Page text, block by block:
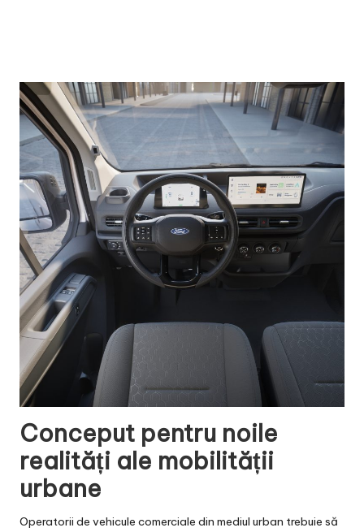
Conceput pentru noile
realități ale mobilității
urbane
Operatorii de vehicule comerciale din mediul urban trebuie să